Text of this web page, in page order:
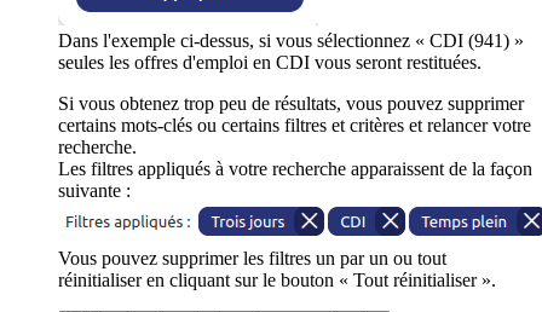
Dans l'exemple ci-dessus, si vous sélectionnez « CDI (941) »
seules les offres d'emploi en CDI vous seront restituées.
Si vous obtenez trop peu de résultats, vous pouvez supprimer
certains mots-clés ou certains filtres et critères et relancer votre
recherche.
Les filtres appliqués à votre recherche apparaissent de la façon
suivante :
Vous pouvez supprimer les filtres un par un ou tout
réinitialiser en cliquant sur le bouton « Tout réinitialiser ».